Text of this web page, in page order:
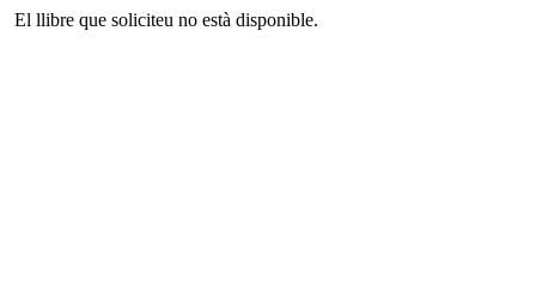
El llibre que soliciteu no està disponible.